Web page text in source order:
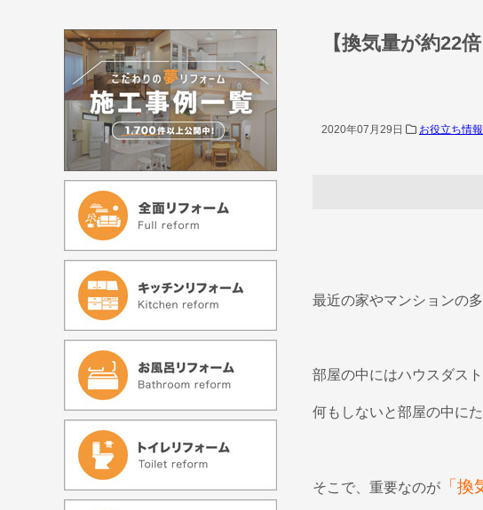
【換気量が約22
2020年07月29日 お役立ち情報
最近の家やマンションの
部屋の中にはハウスダス
何もしないと部屋の中に
そこで、重要なのが 「換